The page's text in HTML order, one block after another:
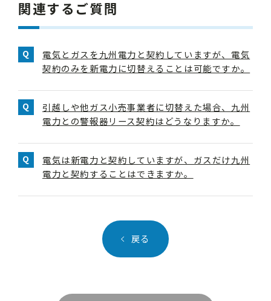
関連するご質問
電気とガスを九州電力と契約していますが、電気
契約のみを新電力に切替えることは可能ですか。
引越しや他ガス小売事業者に切替えた場合、九州
電力との警報器リース契約はどうなりますか。
電気は新電力と契約していますが、ガスだけ九州
電力と契約することはできますか。
戻る